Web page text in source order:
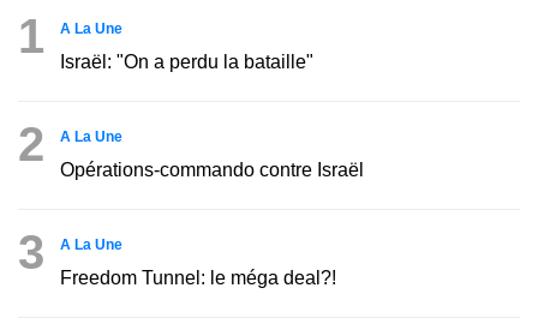
1 A La Une
Israël: "On a perdu la bataille"
2 A La Une
Opérations-commando contre Israël
3 A La Une
Freedom Tunnel: le méga deal?!